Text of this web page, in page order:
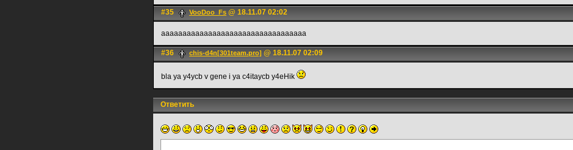
#35 VooDoo_Fs @ 18.11.07 02:02
аааааааааааааааааааааааааааааааааа
#36 chis-d4n[301team.pro] @ 18.11.07 02:09
bla ya y4ycb v gene i ya c4itaycb y4eHik
Ответить